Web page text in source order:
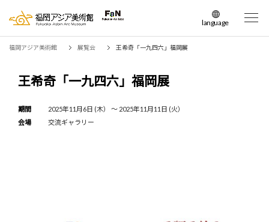
language
日本語
福岡アジア美術館 展覧会 王希奇「一九四六」福岡展
王希奇「一九四六」福岡展
期間
2025年11月6日 (木） 〜 2025年11月11日 (火）
会場
交流ギャラリー